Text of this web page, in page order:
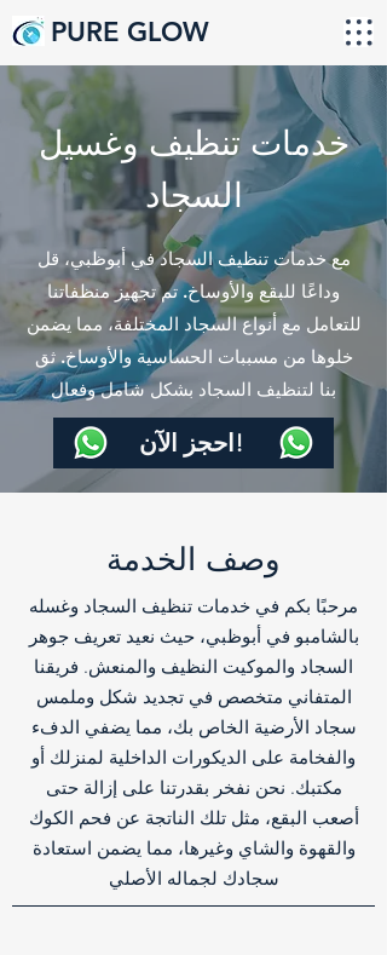
PURE GLOW
خدمات تنظيف وغسيل
السجاد
مع خدمات تنظيف السجاد في أبوظبي، قل
وداعًا للبقع والأوساخ. تم تجهيز منظفاتنا
للتعامل مع أنواع السجاد المختلفة، مما يضمن
خلوها من مسببات الحساسية والأوساخ. ثق
بنا لتنظيف السجاد بشكل شامل وفعال
احجز الآن!
وصف الخدمة
مرحبًا بكم في خدمات تنظيف السجاد وغسله
بالشامبو في أبوظبي، حيث نعيد تعريف جوهر
السجاد والموكيت النظيف والمنعش. فريقنا
المتفاني متخصص في تجديد شكل وملمس
سجاد الأرضية الخاص بك، مما يضفي الدفء
والفخامة على الديكورات الداخلية لمنزلك أو
مكتبك. نحن نفخر بقدرتنا على إزالة حتى
أصعب البقع، مثل تلك الناتجة عن فحم الكوك
والقهوة والشاي وغيرها، مما يضمن استعادة
سجادك لجماله الأصلي